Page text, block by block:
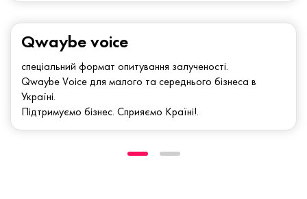
Qwaybe voice
спеціальний формат опитування залученості.
Qwaybe Voice для малого та середнього бізнеса в
Україні.
Підтримуємо бізнес. Сприяємо Країні!.